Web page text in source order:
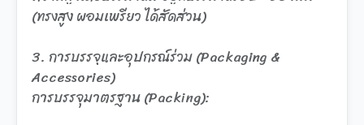
(ทรงสูง ผอมเพรียว ได้สัดส่วน)
3. การบรรจุและอุปกรณ์ร่วม (Packaging &
Accessories)
การบรรจุมาตรฐาน (Packing):